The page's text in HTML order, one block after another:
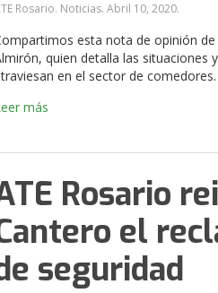
Rosario. Noticias.Abril 10, 2020.
esta nota de opinión
quien detalla las situaciones
en el sector de comedores.
más
Rosario
el
seguridad